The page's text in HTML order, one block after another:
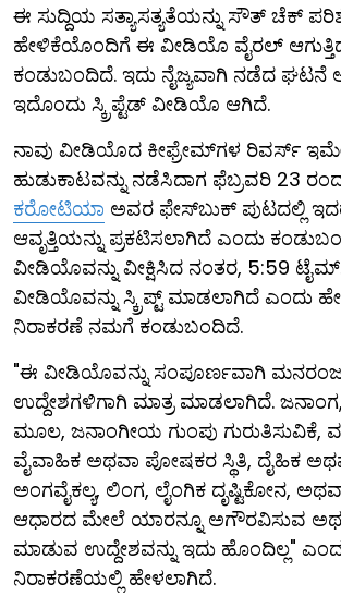
ಈ ಸುದ್ದಿಯ ಸತ್ಯಾಸತ್ಯತೆಯನ್ನು ಸೌತ್ ಚೆಕ್
ಹೇಳಿಕೆಯೊಂದಿಗೆ ಈ ವೀಡಿಯೊ ವೈರಲ್
ಕಂಡುಬಂದಿದೆ. ಇದು ನೈಜ್ಯವಾಗಿ ನಡೆದ ಘಟನೆ
ಇದೊಂದು ಸ್ಕ್ರಿಪ್ಟೆಡ್ ವೀಡಿಯೊ ಆಗಿದೆ.
ನಾವು ವೀಡಿಯೊದ ಕೀಫ್ರೇಮ್‌ಗಳ ರಿವರ್ಸ್
ಹುಡುಕಾಟವನ್ನು ನಡೆಸಿದಾಗ ಫೆಬ್ರವರಿ 23
ಕರೋಟಿಯಾ ಅವರ ಫೇಸ್‌ಬುಕ್ ಪುಟದಲ್ಲಿ ಇದರ
ಆವೃತ್ತಿಯನ್ನು ಪ್ರಕಟಿಸಲಾಗಿದೆ ಎಂದು
ವೀಡಿಯೊವನ್ನು ವೀಕ್ಷಿಸಿದ ನಂತರ, 5:59
ವೀಡಿಯೊವನ್ನು ಸ್ಕ್ರಿಪ್ಟ್ ಮಾಡಲಾಗಿದೆ ಎಂದು
ನಿರಾಕರಣೆ ನಮಗೆ ಕಂಡುಬಂದಿದೆ.
"ಈ ವೀಡಿಯೊವನ್ನು ಸಂಪೂರ್ಣವಾಗಿ
ಉದ್ದೇಶಗಳಿಗಾಗಿ ಮಾತ್ರ ಮಾಡಲಾಗಿದೆ. ಜನಾಂಗ,
ಮೂಲ, ಜನಾಂಗೀಯ ಗುಂಪು ಗುರುತಿಸುವಿಕೆ,
ವೈವಾಹಿಕ ಅಥವಾ ಪೋಷಕರ ಸ್ಥಿತಿ, ದೈಹಿಕ
ಅಂಗವೈಕಲ್ಯ, ಲಿಂಗ, ಲೈಂಗಿಕ ದೃಷ್ಟಿಕೋನ,
ಆಧಾರದ ಮೇಲೆ ಯಾರನ್ನೂ ಅಗೌರವಿಸುವ
ಮಾಡುವ ಉದ್ದೇಶವನ್ನು ಇದು ಹೊಂದಿಲ್ಲ"
ನಿರಾಕರಣೆಯಲ್ಲಿ ಹೇಳಲಾಗಿದೆ.